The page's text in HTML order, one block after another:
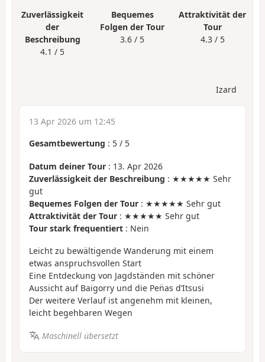
Zuverlässigkeit
der
Beschreibung
4.1 / 5
Bequemes
Folgen der Tour
3.6 / 5
Attraktivität der
Tour
4.3 / 5
Izard
13 Apr 2026 um 12:45
Gesamtbewertung : 5 / 5
Datum deiner Tour : 13. Apr 2026
Zuverlässigkeit der Beschreibung : ★★★★★ Sehr
gut
Bequemes Folgen der Tour : ★★★★★ Sehr gut
Attraktivität der Tour : ★★★★★ Sehr gut
Tour stark frequentiert : Nein
Leicht zu bewältigende Wanderung mit einem
etwas anspruchsvollen Start
Eine Entdeckung von Jagdständen mit schöner
Aussicht auf Baigorry und die Pen̈as d’Itsusi
Der weitere Verlauf ist angenehm mit kleinen,
leicht begehbaren Wegen
Maschinell übersetzt